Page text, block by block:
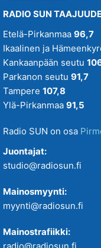
RADIO SUN
Etelä-Pirkanmaa 96,7
Ikaalinen ja
Kankaanpään seutu
Parkanon seutu 91,7
Tampere 107,8
Ylä-Pirkanmaa 91,5
Radio SUN on osa
Juontajat:
studio@radiosun.fi
Mainosmyynti:
myynti@radiosun.fi
Mainostrafiikki: